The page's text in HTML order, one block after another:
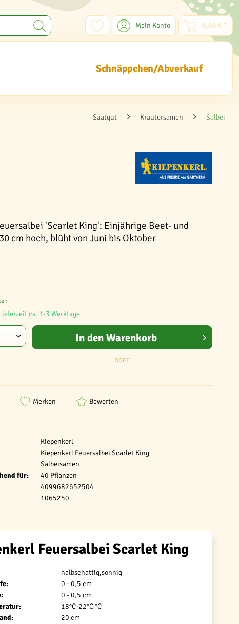
Mein Konto 0,00 € *
Schnäppchen/Abverkauf
Saatgut Kräutersamen Salbei
'Scarlet King': Einjährige Beet- und
cm hoch, blüht von Juni bis Oktober
Kiepenkerl
Kiepenkerl Feuersalbei Scarlet King
Salbeisamen
für:
40 Pflanzen
4099682652504
1065250
ca. 1-3 Werktage
In den Warenkorb
oder
Merken Bewerten
Feuersalbei Scarlet King
halbschattig,sonnig
0 - 0,5 cm
0 - 0,5 cm
18°C-22°C °C
20 cm